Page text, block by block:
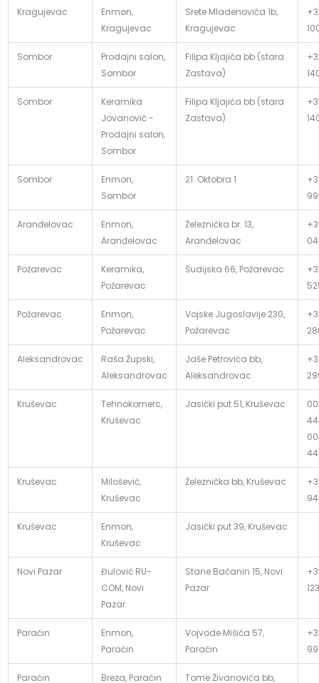
Kragujevac
Enmon,
Kragujevac
Srete Mladenovića 1b,
Kragujevac
Sombor
Prodajni salon,
Sombor
Filipa Kljajića bb (stara
Zastava)
Sombor
Keramika
Jovanović -
Prodajni salon,
Sombor
Filipa Kljajića bb (stara
Zastava)
Sombor
Enmon,
Sombor
21. Oktobra 1
Aranđelovac
Enmon,
Aranđelovac
Železnička br. 13,
Aranđelovac
Požarevac
Keramika,
Požarevac
Šudijska 66, Požarevac
Požarevac
Enmon,
Požarevac
Vojske Jugoslavije 230,
Požarevac
Aleksandrovac
Raša Župski,
Aleksandrovac
Jaše Petrovića bb,
Aleksandrovac
Kruševac
Tehnokomerc,
Kruševac
Jasički put 51, Kruševac
Kruševac
Milošević,
Kruševac
Železnička bb, Kruševac
Kruševac
Enmon,
Kruševac
Jasički put 39, Kruševac
Novi Pazar
Đulović RU-
COM, Novi
Pazar
Stane Bačanin 15, Novi
Pazar
123
Paraćin
Enmon,
Paraćin
Vojvode Mišića 57,
Paraćin
Paraćin Breza, Paraćin
Tome Živanovića bb,